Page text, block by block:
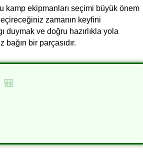
kamp ekipmanları seçimi büyük önem
zamanın keyfini
duymak ve doğru hazırlıkla yola
bir parçasıdır.
🎒